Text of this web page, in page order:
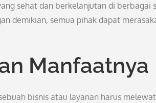
sehat dan berkelanjutan di berbagai
demikian, semua pihak dapat
Manfaatnya
bisnis atau layanan harus